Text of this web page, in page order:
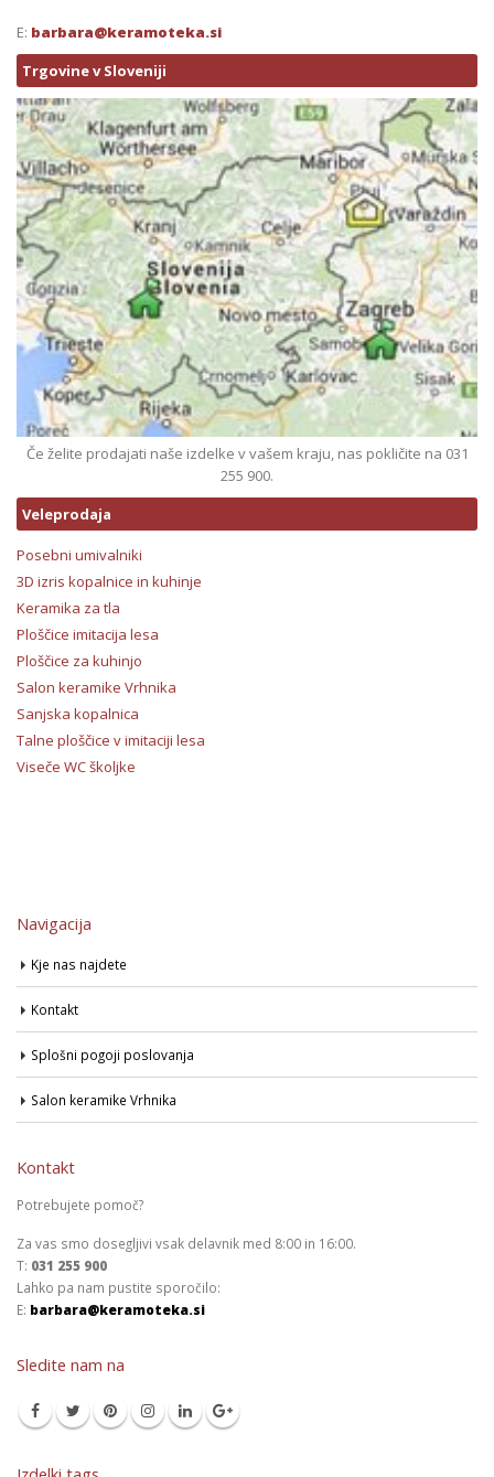
E: barbara@keramoteka.si
Trgovine v Sloveniji
Če želite prodajati naše izdelke v vašem kraju, nas pokličite na 031
255 900.
Veleprodaja
Posebni umivalniki
3D izris kopalnice in kuhinje
Keramika za tla
Ploščice imitacija lesa
Ploščice za kuhinjo
Salon keramike Vrhnika
Sanjska kopalnica
Talne ploščice v imitaciji lesa
Viseče WC školjke
Navigacija
Kje nas najdete
Kontakt
Splošni pogoji poslovanja
Salon keramike Vrhnika
Kontakt
Potrebujete pomoč?
Za vas smo dosegljivi vsak delavnik med 8:00 in 16:00.
T: 031 255 900
Lahko pa nam pustite sporočilo:
E: barbara@keramoteka.si
Sledite nam na